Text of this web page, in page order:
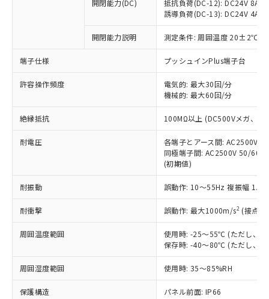
開閉能力(DC)
抵抗負荷(DC-12): DC24V 8A/
誘導負荷(DC-13): DC24V 4A/
開閉能力説明 測定条件: 周囲温度 20±2℃、
端子仕様 プッシュインPlus端子台
許容操作頻度
電気的: 最大30回/分
機械的: 最大60回/分
絶縁抵抗 100MΩ以上 (DC500Vメガ、点
耐電圧
各端子とアース間: AC2500V
同極端子間: AC2500V 50/
(初期値)
耐振動 誤動作: 10～55Hz 複振幅
耐衝撃 誤動作: 最大1000m/s2 (接点
周囲温度範囲
使用時: -25～55℃ (ただし、氷
保存時: -40～80℃ (ただし、氷
周囲湿度範囲 使用時: 35～85%RH
保護構造 パネル前面: IP66
ことをご了承ください。
在庫状況および標準価格照会結果は、
記載している更新日時点での社内デー
タに基づき作成されるものであり、閲
覧された時点での実際の在庫および標
準価格とは異なる場合があることをご
正式な納期状況および標準価格はお客
様のお取引先、またはお客様担当のオ
ムロン制御機器販売店・当社販売員に
オムロン制御機器販売店や当社販売拠
販売ネットワーク
」をご確認
在庫状況および標準価格結果を当社の
事前の承諾なく第三者に漏洩または開
示しないようお願いします。
マイパーツ機能（部品リスト作成サー
ビス）をご利用いただくには、I-Web
メンバーズにご登録されている必要が
お客様が当ウェブサイト上で当社にご
登録された部品リストについて、当社
むを得ず変更することがあります。
*EU RoHS指令（10物質）：
鉛(Pb) 1000ppm以下、 水銀(Hg) 1000ppm以下、 カド
ミウム(Cd) 100ppm以下、
六価クロム(Cr(Ⅵ)) 1000ppm以下、ポリ臭化ビフェニル
類(PBB) 1000ppm以下、ポリ臭化ジフェニルエーテル類
(PBDE) 1000ppm以下、フタル酸ビス(2-エチルヘキシ
ル) (DEHP)(別名：DOP) 1000ppm以下、フタル酸ブチ
(DIBP) 1000ppm以下
但し、RoHS指令で産業用監視および制御機器に対する
フタル酸エステル類の４物質については閾値を超える意
図的な使用がないことを確認しています。
部品在庫の切り替え状況などにより、予定
月が前後することがあります。
※3 非含有証明書ダウンロード
「－」：未確認です。当社販売部門へお問
*中国RoHS10物質の基準値 (GB/T26572)：
Pb(鉛) :1000ppm、 Hg(水銀) : 1000ppm、 Cd(カドミウ
ニル類) : 1000ppm、 PBDEs(ポリ臭化ジフェニルエーテ
DBP(フタル酸ジブチル) : 1000ppm、 DIBP(フタル酸ジ
イソブチル) : 1000ppm、 BBP(フタル酸ブチルベンジ
ル) : 1000ppm、
DEHP(フタル酸ビス(2-エチルヘキシル)) : 1000ppm
「ｅ」：有害物質（10物質）のすべてが基
準値以下であることを示します。
「10」：通常の使用状況下において有害物
質が外部に漏えいし、環境に深刻な影響を
及ぼさない年数を意味します。
「－」：未確認です。当社販売部門へお問
い合わせください。
当社は、これら貴社製品のうち、外国
為替および外国貿易法に定める商品
（以下｢規制貨物等」という）を輸出
または国外への提供する場合は、日本
国政府の輸出許可(または役務取引許
可)を取得するなどの必要な手続きを
当社は規制貨物を破棄する場合は、完
全に破砕するなど、違法に輸出されな
いよう必要な手段を講じます。
当社は貴社製品を、核兵器、ミサイ
ル、化学兵器、生物兵器またはその他
武器並びにこれらの製造装置等に一切
当社は、貴社製品を第三者に販売する
場合は、上記1、2および3の内容を当
該第三者に通知します。また当社は、
販売先および販売に係わる関係者が違
法に輸出するおそれがある場合は、取
り引きをいたしません。
○ 一定数以上の在庫あり
一定数には満たないが在庫あり
在庫なし(最新の在庫状況につ
いては、お客様のお取引先、ま
たはお客様担当のオムロン制御
機器販売店・当社販売員にご確
白
受注生産機種、また在庫状況の
情報を公開していない機種